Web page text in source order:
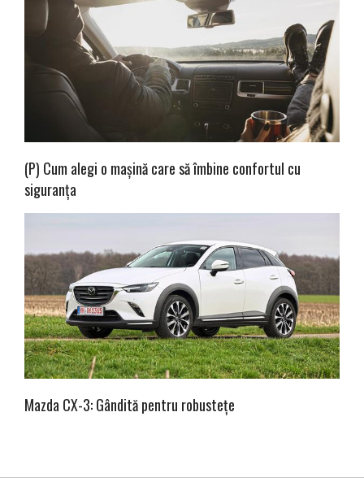
(P) Cum alegi o mașină care să îmbine confortul cu
siguranța
Mazda CX-3: Gândită pentru robustețe